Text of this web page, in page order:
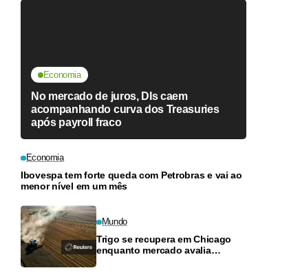
Economia
No mercado de juros, DIs caem
acompanhando curva dos Treasuries
após payroll fraco
Economia
Ibovespa tem forte queda com Petrobras e vai ao
menor nível em um mês
Mundo
Trigo se recupera em Chicago
enquanto mercado avalia